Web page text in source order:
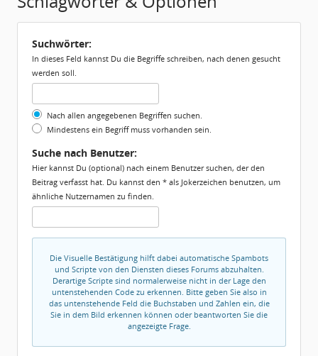
Suchwörter:
In dieses Feld kannst Du die Begriffe schreiben, nach denen gesucht
werden soll.
Nach allen angegebenen Begriffen suchen.
Mindestens ein Begriff muss vorhanden sein.
Suche nach Benutzer:
Hier kannst Du (optional) nach einem Benutzer suchen, der den
Beitrag verfasst hat. Du kannst den * als Jokerzeichen benutzen, um
ähnliche Nutzernamen zu finden.
Die Visuelle Bestätigung hilft dabei automatische Spambots
und Scripte von den Diensten dieses Forums abzuhalten.
Derartige Scripte sind normalerweise nicht in der Lage den
untenstehenden Code zu erkennen. Bitte geben Sie also in
das untenstehende Feld die Buchstaben und Zahlen ein, die
Sie in dem Bild erkennen können oder beantworten Sie die
angezeigte Frage.